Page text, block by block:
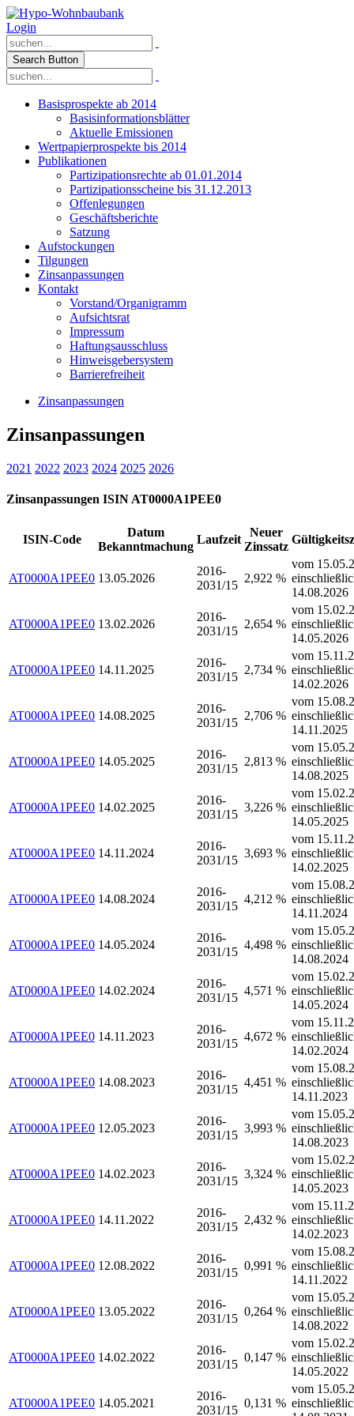
Login
Search Button
Basisprospekte ab 2014
Basisinformationsblätter
Aktuelle Emissionen
Wertpapierprospekte bis 2014
Publikationen
Partizipationsrechte ab 01.01.2014
Partizipationsscheine bis 31.12.2013
Offenlegungen
Geschäftsberichte
Satzung
Aufstockungen
Tilgungen
Zinsanpassungen
Kontakt
Vorstand/Organigramm
Aufsichtsrat
Impressum
Haftungsausschluss
Hinweisgebersystem
Barrierefreiheit
Zinsanpassungen
Zinsanpassungen
2021 2022 2023 2024 2025 2026
Zinsanpassungen ISIN AT0000A1PEE0
ISIN-Code
Datum
Bekanntmachung
Laufzeit
Neuer
Zinssatz
AT0000A1PEE0 13.05.2026
2016-
2031/15
2,922 %
vom
14.08.2026
AT0000A1PEE0 13.02.2026
2016-
2031/15
2,654 %
vom
14.05.2026
AT0000A1PEE0 14.11.2025
2016-
2031/15
2,734 %
vom
14.02.2026
AT0000A1PEE0 14.08.2025
2016-
2031/15
2,706 %
vom
14.11.2025
AT0000A1PEE0 14.05.2025
2016-
2031/15
2,813 %
vom
14.08.2025
AT0000A1PEE0 14.02.2025
2016-
2031/15
3,226 %
vom
14.05.2025
AT0000A1PEE0 14.11.2024
2016-
2031/15
3,693 %
vom
14.02.2025
AT0000A1PEE0 14.08.2024
2016-
2031/15
4,212 %
vom
14.11.2024
AT0000A1PEE0 14.05.2024
2016-
2031/15
4,498 %
vom
14.08.2024
AT0000A1PEE0 14.02.2024
2016-
2031/15
4,571 %
vom
14.05.2024
AT0000A1PEE0 14.11.2023
2016-
2031/15
4,672 %
vom
14.02.2024
AT0000A1PEE0 14.08.2023
2016-
2031/15
4,451 %
vom
14.11.2023
AT0000A1PEE0 12.05.2023
2016-
2031/15
3,993 %
vom
14.08.2023
AT0000A1PEE0 14.02.2023
2016-
2031/15
3,324 %
vom
14.05.2023
AT0000A1PEE0 14.11.2022
2016-
2031/15
2,432 %
vom
14.02.2023
AT0000A1PEE0 12.08.2022
2016-
2031/15
0,991 %
vom
14.11.2022
AT0000A1PEE0 13.05.2022
2016-
2031/15
0,264 %
vom
14.08.2022
AT0000A1PEE0 14.02.2022
2016-
2031/15
0,147 %
vom
14.05.2022
AT0000A1PEE0 14.05.2021
2016-
2031/15
0,131 %
vom